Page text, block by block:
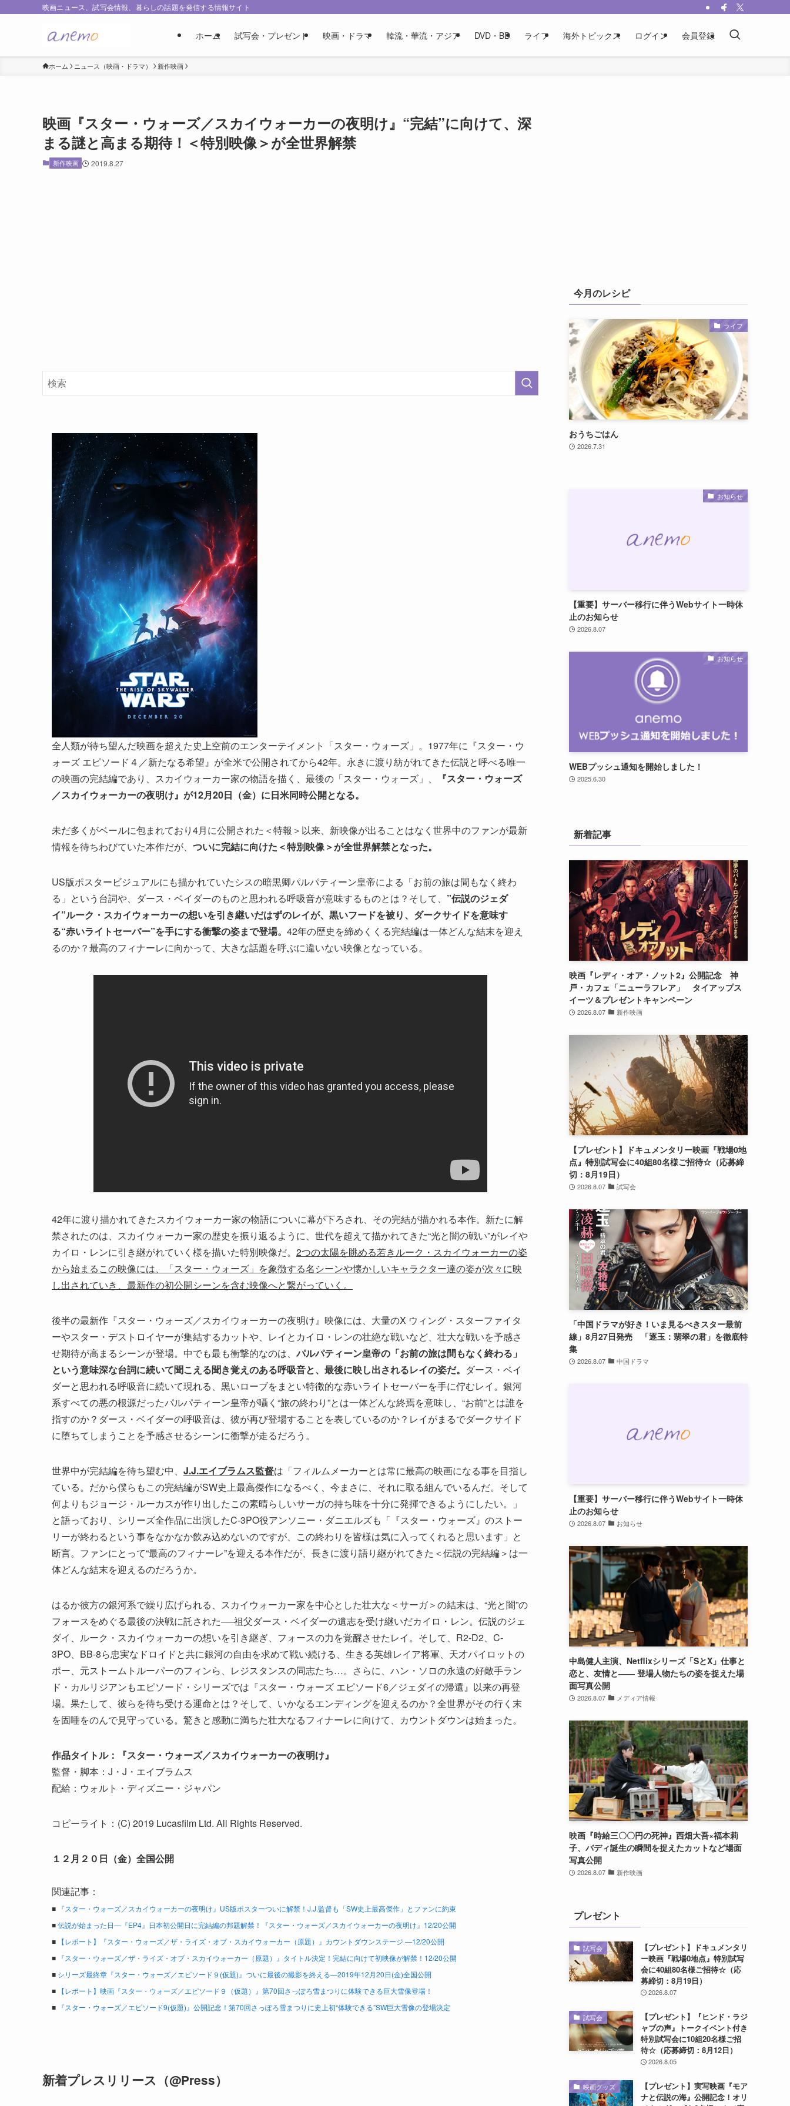
映画ニュース、試写会情報、暮らしの話題を発信する情報サイト
ホーム 試写会・プレゼント 映画・ドラマ 韓流・華流・アジア DVD・BD ライフ 海外トピックス ログイン 会員登録
ホーム ニュース（映画・ドラマ） 新作映画
映画『スター・ウォーズ／スカイウォーカーの夜明け』“完結”に向けて、深
まる謎と高まる期待！＜特別映像＞が全世界解禁
新作映画 2019.8.27
全人類が待ち望んだ映画を超えた史上空前のエンターテイメント「スター・ウォーズ」。1977年に『スター・ウ
ォーズ エピソード４／新たなる希望』が全米で公開されてから42年。永きに渡り紡がれてきた伝説と呼べる唯一
の映画の完結編であり、スカイウォーカー家の物語を描く、最後の「スター・ウォーズ」、
『スター・ウォーズ
／スカイウォーカーの夜明け』が12月20日（金）に日米同時公開となる。
未だ多くがベールに包まれており4月に公開された＜特報＞以来、新映像が出ることはなく世界中のファンが最新
情報を待ちわびていた本作だが、 ついに完結に向けた＜特別映像＞が全世界解禁となった。
US版ポスタービジュアルにも描かれていたシスの暗黒卿パルパティーン皇帝による「お前の旅は間もなく終わ
る」という台詞や、ダース・ベイダーのものと思われる呼吸音が意味するものとは？そして、 ”伝説のジェダ
イ”ルーク・スカイウォーカーの想いを引き継いだはずのレイが、黒いフードを被り、ダークサイドを意味す
る“赤いライトセーバー”を手にする衝撃の姿まで登場。 42年の歴史を締めくくる完結編は一体どんな結末を迎え
るのか？最高のフィナーレに向かって、大きな話題を呼ぶに違いない映像となっている。
42年に渡り描かれてきたスカイウォーカー家の物語についに幕が下ろされ、その完結が描かれる本作。新たに解
禁されたのは、スカイウォーカー家の歴史を振り返るように、世代を超えて描かれてきた“光と闇の戦い”がレイや
カイロ・レンに引き継がれていく様を描いた特別映像だ。 2つの太陽を眺める若きルーク・スカイウォーカーの姿
から始まるこの映像には、「スター・ウォーズ」を象徴する名シーンや懐かしいキャラクター達の姿が次々に映
し出されていき、最新作の初公開シーンを含む映像へと繋がっていく。
後半の最新作『スター・ウォーズ／スカイウォーカーの夜明け』映像には、大量のX ウィング・スターファイタ
ーやスター・デストロイヤーが集結するカットや、レイとカイロ・レンの壮絶な戦いなど、壮大な戦いを予感さ
せ期待が高まるシーンが登場。中でも最も衝撃的なのは、パルパティーン皇帝の「お前の旅は間もなく終わる」
という意味深な台詞に続いて聞こえる聞き覚えのある呼吸音と、最後に映し出されるレイの姿だ。 ダース・ベイ
ダーと思われる呼吸音に続いて現れる、黒いローブをまとい特徴的な赤いライトセーバーを手に佇むレイ。銀河
系すべての悪の根源だったパルパティーン皇帝が囁く“旅の終わり”とは一体どんな終焉を意味し、“お前”とは誰を
指すのか？ダース・ベイダーの呼吸音は、彼が再び登場することを表しているのか？レイがまるでダークサイド
に堕ちてしまうことを予感させるシーンに衝撃が走るだろう。
世界中が完結編を待ち望む中、 J.J.エイブラムス監督は「フィルムメーカーとは常に最高の映画になる事を目指し
ている。だから僕らもこの完結編がSW史上最高傑作になるべく、今まさに、それに取る組んでいるんだ。そして
何よりもジョージ・ルーカスが作り出したこの素晴らしいサーガの持ち味を十分に発揮できるようにしたい。」
と語っており、シリーズ全作品に出演したC-3PO役アンソニー・ダニエルズも「『スター・ウォーズ』のストー
リーが終わるという事をなかなか飲み込めないのですが、この終わりを皆様は気に入ってくれると思います」と
断言。ファンにとって“最高のフィナーレ”を迎える本作だが、長きに渡り語り継がれてきた＜伝説の完結編＞は一
体どんな結末を迎えるのだろうか。
はるか彼方の銀河系で繰り広げられる、スカイウォーカー家を中心とした壮大な＜サーガ＞の結末は、“光と闇”の
フォースをめぐる最後の決戦に託された──祖父ダース・ベイダーの遺志を受け継いだカイロ・レン。伝説のジェ
ダイ、ルーク・スカイウォーカーの想いを引き継ぎ、フォースの力を覚醒させたレイ。そして、R2-D2、C-
3PO、BB-8ら忠実なドロイドと共に銀河の自由を求めて戦い続ける、生きる英雄レイア将軍、天才パイロットの
ポー、元ストームトルーパーのフィンら、レジスタンスの同志たち…。さらに、ハン・ソロの永遠の好敵手ラン
ド・カルリジアンもエピソード・シリーズでは『スター・ウォーズ エピソード6／ジェダイの帰還』以来の再登
場。果たして、彼らを待ち受ける運命とは？そして、いかなるエンディングを迎えるのか？全世界がその行く末
を固唾をのんで見守っている。驚きと感動に満ちた壮大なるフィナーレに向けて、カウントダウンは始まった。
作品タイトル：『スター・ウォーズ／スカイウォーカーの夜明け』
監督・脚本：J・J・エイブラムス
配給：ウォルト・ディズニー・ジャパン
コピーライト：(C) 2019 Lucasfilm Ltd. All Rights Reserved.
１２月２０日（金）全国公開
関連記事：
■ 『スター・ウォーズ／スカイウォーカーの夜明け』US版ポスターついに解禁！J.J.監督も「SW史上最高傑作」とファンに約束
■伝説が始まった日―『EP4』日本初公開日に完結編の邦題解禁！『スター・ウォーズ／スカイウォーカーの夜明け』12/20公開
■ 【レポート】『スター・ウォーズ／ザ・ライズ・オブ・スカイウォーカー（原題）』カウントダウンステージ ―12/20公開
■ 『スター・ウォーズ／ザ・ライズ・オブ・スカイウォーカー（原題）』タイトル決定！完結に向けて初映像が解禁！12/20公開
■ シリーズ最終章『スター・ウォーズ／エピソード９(仮題)』ついに最後の撮影を終える―2019年12月20日(金)全国公開
■ 【レポート】映画『スター・ウォーズ／エピソード９（仮題）』第70回さっぽろ雪まつりに体験できる巨大雪像登場！
■ 『スター・ウォーズ／エピソード9(仮題)』公開記念！第70回さっぽろ雪まつりに史上初“体験できる”SW巨大雪像の登場決定
新着プレスリリース（@Press）
今月のレシピ
ライフ
おうちごはん
2026.7.31
お知らせ
【重要】サーバー移行に伴うWebサイト一時休
止のお知らせ
2026.8.07
お知らせ
WEBプッシュ通知を開始しました！
2025.6.30
新着記事
映画『レディ・オア・ノット2』公開記念 神
戸・カフェ「ニューラフレア」 タイアップス
イーツ＆プレゼントキャンペーン
2026.8.07 新作映画
【プレゼント】ドキュメンタリー映画『戦場0地
点』特別試写会に40組80名様ご招待☆（応募締
切：8月19日）
2026.8.07 試写会
「中国ドラマが好き！いま見るべきスター最前
線」8月27日発売 「逐玉：翡翠の君」を徹底特
集
2026.8.07 中国ドラマ
【重要】サーバー移行に伴うWebサイト一時休
止のお知らせ
2026.8.07 お知らせ
中島健人主演、Netflixシリーズ「SとX」仕事と
恋と、友情と―― 登場人物たちの姿を捉えた場
面写真公開
2026.8.07 メディア情報
映画『時給三〇〇円の死神』西畑大吾×福本莉
子、バディ誕生の瞬間を捉えたカットなど場面
写真公開
2026.8.07 新作映画
プレゼント
試写会
【プレゼント】ドキュメンタリ
ー映画『戦場0地点』特別試写
会に40組80名様ご招待☆（応
募締切：8月19日）
2026.8.07
試写会
【プレゼント】『ヒンド・ラジ
ャブの声』トークイベント付き
特別試写会に10組20名様ご招
待☆（応募締切：8月12日）
2026.8.05
映画グッズ
【プレゼント】実写映画『モア
ナと伝説の海』公開記念！オリ